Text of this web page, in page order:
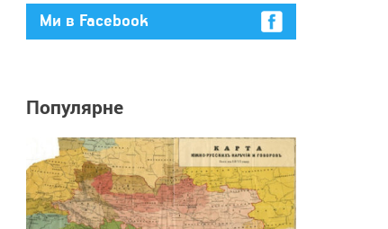
Ми в Facebook
Популярне